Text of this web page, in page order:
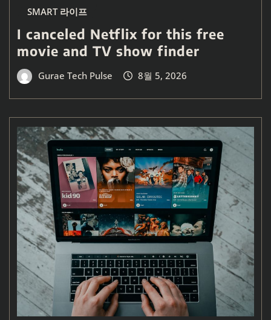
SMART 라이프
I canceled Netflix for this free
movie and TV show finder
Gurae Tech Pulse 8월 5, 2026